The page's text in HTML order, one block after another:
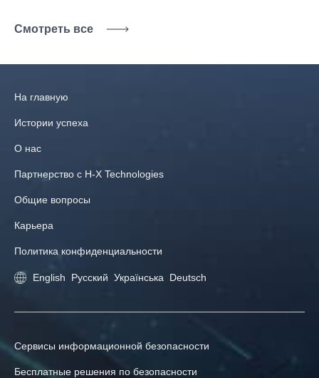
Смотреть все
На главную
Истории успеха
О нас
Партнерство с H‑X Technologies
Общие вопросы
Карьера
Политика конфиденциальности
English Русский Українська Deutsch
Сервисы информационной безопасности
Бесплатные решения по безопасности